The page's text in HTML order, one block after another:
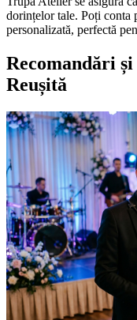
dorințelor tale. Poți conta
personalizată, perfectă
Recomandări
Reușită